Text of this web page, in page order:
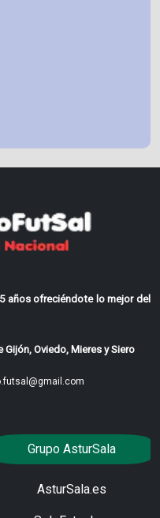
años ofreciéndote lo mejor del
Oviedo, Mieres y Siero
Grupo AsturSala
AsturSala.es